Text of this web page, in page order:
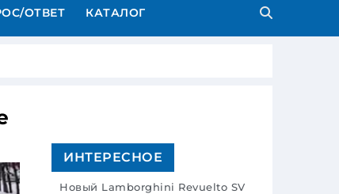
ОТВЕТ КАТАЛОГ
ИНТЕРЕСНОЕ
Новый Lamborghini Revuelto SV